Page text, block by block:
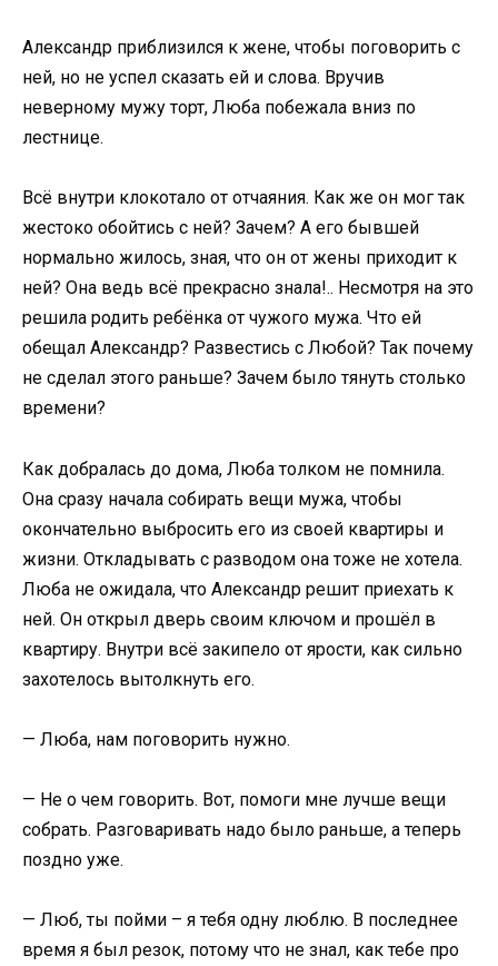
Александр приблизился к жене, чтобы поговорить с
ней, но не успел сказать ей и слова. Вручив
неверному мужу торт, Люба побежала вниз по
лестнице.
Всё внутри клокотало от отчаяния. Как же он мог так
жестоко обойтись с ней? Зачем? А его бывшей
нормально жилось, зная, что он от жены приходит к
ней? Она ведь всё прекрасно знала!.. Несмотря на это
решила родить ребёнка от чужого мужа. Что ей
обещал Александр? Развестись с Любой? Так почему
не сделал этого раньше? Зачем было тянуть столько
времени?
Как добралась до дома, Люба толком не помнила.
Она сразу начала собирать вещи мужа, чтобы
окончательно выбросить его из своей квартиры и
жизни. Откладывать с разводом она тоже не хотела.
Люба не ожидала, что Александр решит приехать к
ней. Он открыл дверь своим ключом и прошёл в
квартиру. Внутри всё закипело от ярости, как сильно
захотелось вытолкнуть его.
— Люба, нам поговорить нужно.
— Не о чем говорить. Вот, помоги мне лучше вещи
собрать. Разговаривать надо было раньше, а теперь
поздно уже.
— Люб, ты пойми – я тебя одну люблю. В последнее
время я был резок, потому что не знал, как тебе про